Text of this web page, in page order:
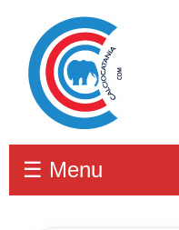
☰ Menu